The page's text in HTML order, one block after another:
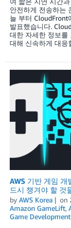
안전하게 전송하는
늘 부터 CloudFront
발표했습니다.
대한 자세한 정보를
대해 신속하게 대
AWS 기반 게임
드시 챙겨야 할 것
by AWS Korea on
Amazon GameLift,
Game Development